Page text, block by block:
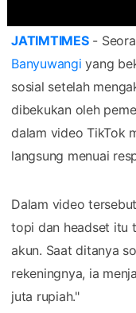
JATIMTIMES-
Banyuwangiyang
sosial setelah
dibekukan oleh
dalam video TikTok
langsung menuai
Dalam video
topi dan headset itu
akun. Saat ditanya
rekeningnya, ia
juta rupiah."